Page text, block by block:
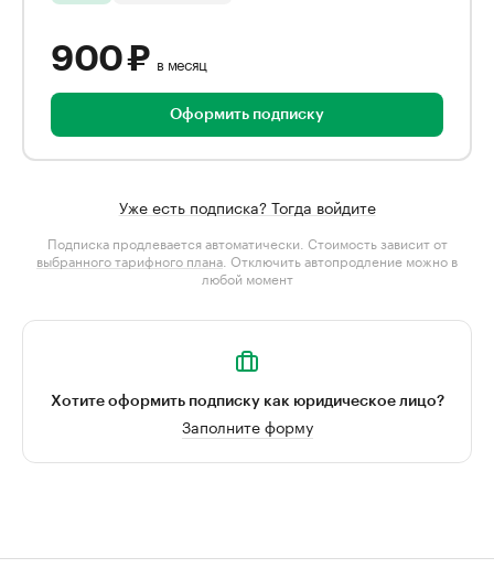
900 ₽ в месяц
Оформить подписку
Уже есть подписка? Тогда войдите
Подписка продлевается автоматически. Стоимость зависит от
выбранного тарифного плана . Отключить автопродление можно в
любой момент
Хотите оформить подписку как юридическое лицо?
Заполните форму